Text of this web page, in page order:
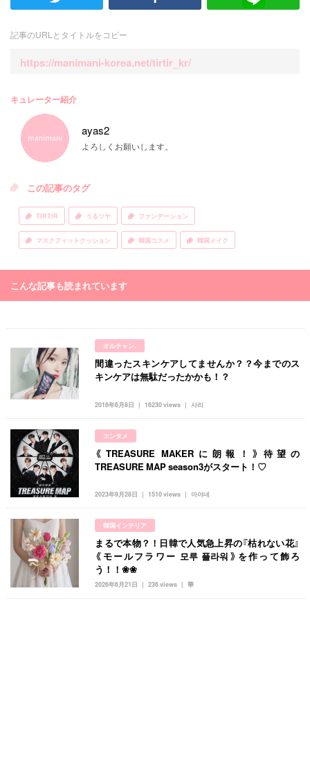
記事のURLとタイトルをコピー
https://manimani-korea.net/tirtir_kr/
キュレーター紹介
ayas2
よろしくお願いします。
この記事のタグ
TIRTIR うるツヤ ファンデーション
マスクフィットクッション 韓国コスメ 韓国メイク
こんな記事も読まれています
オルチャン.
2016年6月8日 사리
16230 views
間違ったスキンケアしてませんか？？今までのス
キンケアは無駄だったかかも！？
エンタメ
2023年9月28日 아야네
1510 views
《TREASURE MAKERに朗報！》待望の
TREASURE MAP season3がスタート！♡
韓国インテリア
2026年6月21日 華
236 views
まるで本物？！日韓で人気急上昇の『枯れない花』
《モールフラワー 모루 플라워》を作って飾ろ
う！！❀❀